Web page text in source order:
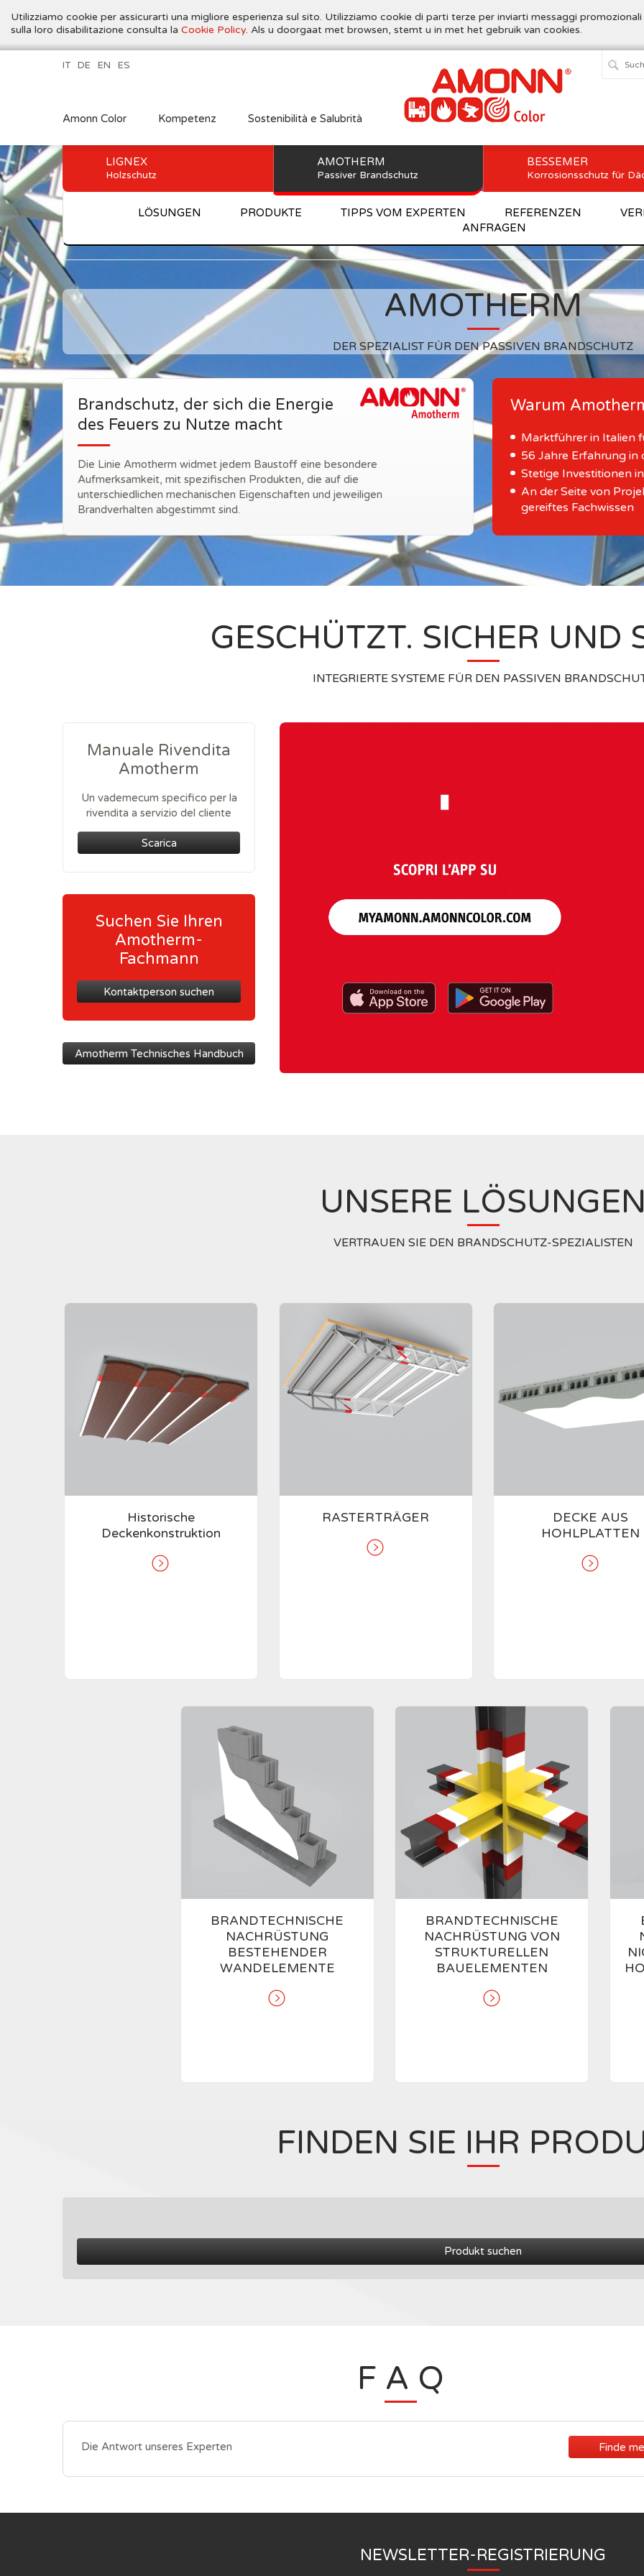
Utilizziamo cookie per assicurarti una migliore esperienza sul sito. Utilizziamo cookie di parti terze per inviarti messaggi
sulla loro disabilitazione consulta la Cookie Policy. Als u doorgaat met browsen, stemt u in met het gebruik van cookies.
Amonn Color Kompetenz Sostenibilità e Salubrità
IT DE EN ES
LIGNEX
Holzschutz
AMOTHERM
Passiver Brandschutz
LÖSUNGEN PRODUKTE TIPPS VOM EXPERTEN REFERENZEN
ANFRAGEN
BESSEMER
Korrosionsschutz für
Home>AMOTHERM
AMOTHERM
DER SPEZIALIST FÜR DEN PASSIVEN BRANDSCHUTZ
Brandschutz, der sich die Energie
des Feuers zu Nutze macht
Die Linie Amotherm widmet jedem Baustoff eine besondere
Aufmerksamkeit, mit spezifischen Produkten, die auf die
unterschiedlichen mechanischen Eigenschaften und jeweiligen
Brandverhalten abgestimmt sind.
Warum
Marktführer in Italien
56 Jahre Erfahrung in
Stetige Investitionen
An der Seite von
gereiftes Fachwissen
GESCHÜTZT. SICHER UND
INTEGRIERTE SYSTEME FÜR DEN PASSIVEN
Manuale Rivendita
Amotherm
Un vademecum specifico per la
rivendita a servizio del cliente
Scarica
Suchen Sie Ihren
Amotherm-
Fachmann
Kontaktperson suchen
Amotherm Technisches Handbuch
UNSERE
VERTRAUEN SIE DEN BRANDSCHUTZ-SPEZIALISTEN
Historische
Deckenkonstruktion
RASTERTRÄGER
DECKE AUS
HOHLPLATTEN
BRANDTECHNISCHE
NACHRÜSTUNG
BESTEHENDER
WANDELEMENTE
BRANDTECHNISCHE
NACHRÜSTUNG VON
STRUKTURELLEN
BAUELEMENTEN
FINDEN SIE IHR
Produkt suchen
F A Q
Die Antwort unseres Experten Finde
NEWSLETTER-REGISTRIERUNG